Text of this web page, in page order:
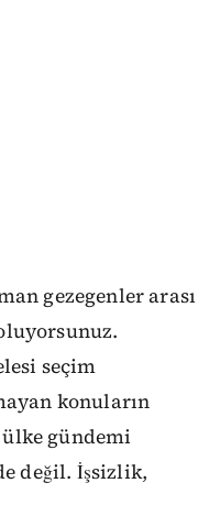
gezegenler arası
seçim
konuların
gündemi
değil. İşsizlik,